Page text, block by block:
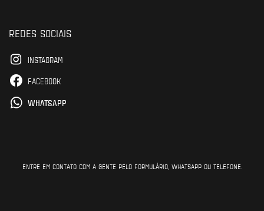
REDES SOCIAIS
INSTAGRAM
FACEBOOK
WHATSAPP
ENTRE EM CONTATO COM A GENTE PELO FORMULÁRIO, WHATSAPP OU TELEFONE.